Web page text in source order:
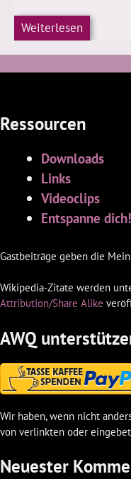
Weiterlesen
Ressourcen
Downloads
Links
Videoclips
Entspanne dich!
Gastbeiträge geben die
Wikipedia-Zitate werden
Attribution/Share Alike
AWQ
Wir haben, wenn nicht
von verlinkten oder
Neuester